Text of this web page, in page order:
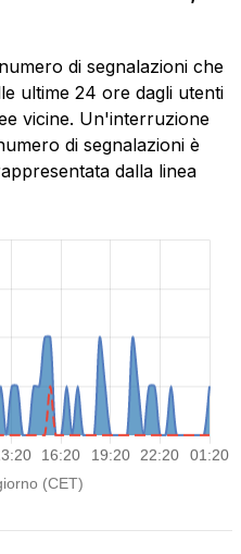
di segnalazioni che
ultime 24 ore dagli utenti
vicine. Un'interruzione
di segnalazioni è
dalla linea